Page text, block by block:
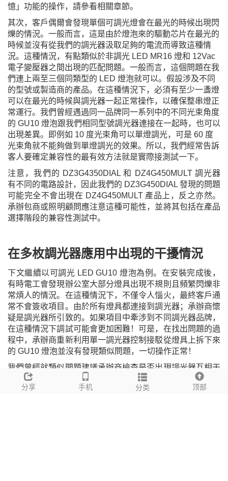
憶 」 功能的操作，請參看相關章節。
其次，客戶偶爾會發現單個可調光燈會在最光的時候出現閃
爍的情況。一般而言，這是由於燈泡來的驅動芯片在最光的
時候並沒有從我們的調光器汲取足夠的電流而導致這種情
況。這種情況，有點類似於非調光 LED MR16 燈和 12Vac
電子變壓器之間出現的匹配問題。一般而言，這個問題在我
們連上兩至三個同類型的 LED 燈泡就可以。假設涉及不同
的型號或製造商的產品。在這種情況下，必須有至少一盞燈
可以在最光的時候與調光器一起正常操作，以確保整串燈正
常運行。我們曾經遇過同一品牌同一系列中的不同光束角度
的 GU10 燈泡跟我們相同型號調光器連接在一起時，也可以
出現差異。即例如 10 度光束角可以單燈調光，可是 60 度
光束角就不能夠做到單燈調光的效果。所以 ， 我們經常告訴
客人要確定兼容性的最有效方法就是實際接測試一下。
注意，我們的 DZ3G4350DIAL 和 DZ4G450MULT 調光器
有不同的電路設計，因此我們的 DZ3G450DIAL 發現的問題
可能完全不會出現在 DZ4G450MULT 產品上，反之亦然。
承辦包商或照明顧問應注意這種可能性，並將其包括在產品
選擇階段的兼容性測試中。
在多枚調光器應用中出現的干擾情況
下文繼續以可調光 LED GU10 燈泡為例。在安裝完成後，
有時電工會發現辦公室大部分燈具出現不規則且頻繁閃爍非
常煩人的情況。在這種情況下，不僅令人惱火，最終客戶通
常不會簽收項目。由於所有燈具都連接到調光器；承辦商懷
疑是調光器所引致的。 如果項目中牽涉到不同調光器品牌，
在這種情況下調試可能會更加困難！ 可是，在找出問題的過
程中，承辦商重新利用單一調光器控制接駁從燈具上拆下來
的 GU10 燈泡並沒有發現類似問題，一切操作正常！
我們曾經就類似問題建議承辦商檢查是否出現調光器互相干
擾的情況。如果承辦商發現當他們利用某一調光器（調光器
A）改變光強度時，同樣會影響到本該由另一調光器（調光
分享 手机 分类 顶部